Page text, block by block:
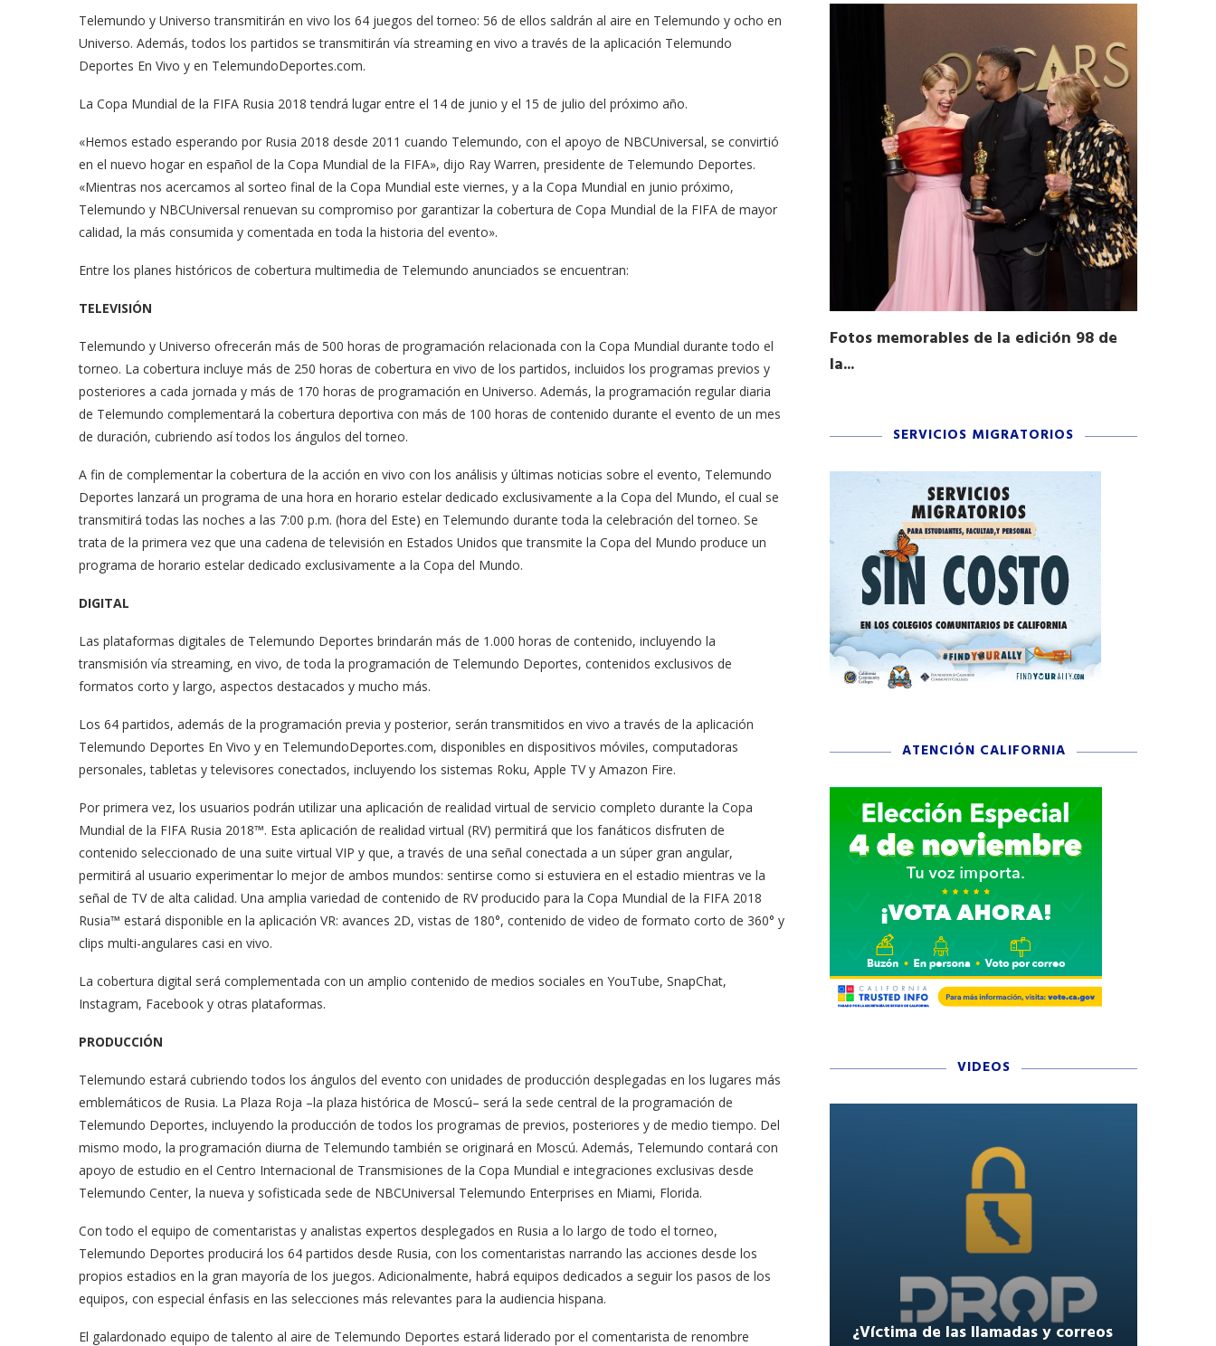
Telemundo y Universo transmitirán en vivo los 64 juegos del torneo: 56 de ellos saldrán al aire en Telemundo y ocho en
Universo. Además, todos los partidos se transmitirán vía streaming en vivo a través de la aplicación Telemundo
Deportes En Vivo y en TelemundoDeportes.com.
La Copa Mundial de la FIFA Rusia 2018 tendrá lugar entre el 14 de junio y el 15 de julio del próximo año.
«Hemos estado esperando por Rusia 2018 desde 2011 cuando Telemundo, con el apoyo de NBCUniversal, se convirtió
en el nuevo hogar en español de la Copa Mundial de la FIFA», dijo Ray Warren, presidente de Telemundo Deportes.
«Mientras nos acercamos al sorteo final de la Copa Mundial este viernes, y a la Copa Mundial en junio próximo,
Telemundo y NBCUniversal renuevan su compromiso por garantizar la cobertura de Copa Mundial de la FIFA de mayor
calidad, la más consumida y comentada en toda la historia del evento».
Entre los planes históricos de cobertura multimedia de Telemundo anunciados se encuentran:
TELEVISIÓN
Telemundo y Universo ofrecerán más de 500 horas de programación relacionada con la Copa Mundial durante todo el
torneo. La cobertura incluye más de 250 horas de cobertura en vivo de los partidos, incluidos los programas previos y
posteriores a cada jornada y más de 170 horas de programación en Universo. Además, la programación regular diaria
de Telemundo complementará la cobertura deportiva con más de 100 horas de contenido durante el evento de un mes
de duración, cubriendo así todos los ángulos del torneo.
A fin de complementar la cobertura de la acción en vivo con los análisis y últimas noticias sobre el evento, Telemundo
Deportes lanzará un programa de una hora en horario estelar dedicado exclusivamente a la Copa del Mundo, el cual se
transmitirá todas las noches a las 7:00 p.m. (hora del Este) en Telemundo durante toda la celebración del torneo. Se
trata de la primera vez que una cadena de televisión en Estados Unidos que transmite la Copa del Mundo produce un
programa de horario estelar dedicado exclusivamente a la Copa del Mundo.
DIGITAL
Las plataformas digitales de Telemundo Deportes brindarán más de 1.000 horas de contenido, incluyendo la
transmisión vía streaming, en vivo, de toda la programación de Telemundo Deportes, contenidos exclusivos de
formatos corto y largo, aspectos destacados y mucho más.
Los 64 partidos, además de la programación previa y posterior, serán transmitidos en vivo a través de la aplicación
Telemundo Deportes En Vivo y en TelemundoDeportes.com, disponibles en dispositivos móviles, computadoras
personales, tabletas y televisores conectados, incluyendo los sistemas Roku, Apple TV y Amazon Fire.
Por primera vez, los usuarios podrán utilizar una aplicación de realidad virtual de servicio completo durante la Copa
Mundial de la FIFA Rusia 2018™. Esta aplicación de realidad virtual (RV) permitirá que los fanáticos disfruten de
contenido seleccionado de una suite virtual VIP y que, a través de una señal conectada a un súper gran angular,
permitirá al usuario experimentar lo mejor de ambos mundos: sentirse como si estuviera en el estadio mientras ve la
señal de TV de alta calidad. Una amplia variedad de contenido de RV producido para la Copa Mundial de la FIFA 2018
Rusia™ estará disponible en la aplicación VR: avances 2D, vistas de 180°, contenido de video de formato corto de 360° y
clips multi-angulares casi en vivo.
La cobertura digital será complementada con un amplio contenido de medios sociales en YouTube, SnapChat,
Instagram, Facebook y otras plataformas.
PRODUCCIÓN
Telemundo estará cubriendo todos los ángulos del evento con unidades de producción desplegadas en los lugares más
emblemáticos de Rusia. La Plaza Roja –la plaza histórica de Moscú– será la sede central de la programación de
Telemundo Deportes, incluyendo la producción de todos los programas de previos, posteriores y de medio tiempo. Del
mismo modo, la programación diurna de Telemundo también se originará en Moscú. Además, Telemundo contará con
apoyo de estudio en el Centro Internacional de Transmisiones de la Copa Mundial e integraciones exclusivas desde
Telemundo Center, la nueva y sofisticada sede de NBCUniversal Telemundo Enterprises en Miami, Florida.
Con todo el equipo de comentaristas y analistas expertos desplegados en Rusia a lo largo de todo el torneo,
Telemundo Deportes producirá los 64 partidos desde Rusia, con los comentaristas narrando las acciones desde los
propios estadios en la gran mayoría de los juegos. Adicionalmente, habrá equipos dedicados a seguir los pasos de los
equipos, con especial énfasis en las selecciones más relevantes para la audiencia hispana.
El galardonado equipo de talento al aire de Telemundo Deportes estará liderado por el comentarista de renombre
imágenes de ‘Velvet
Fabiola Guajardo e Iván Arana recorren
alfombra roja...
02/09/2025
Cuchicheos del Latin Grammy 2024
11/20/2024
Fotos memorables de la edición 98 de
la...
SERVICIOS MIGRATORIOS
ATENCIÓN CALIFORNIA
VIDEOS
habla sobre su
A former acting director of the
¿Víctima de las llamadas y correos